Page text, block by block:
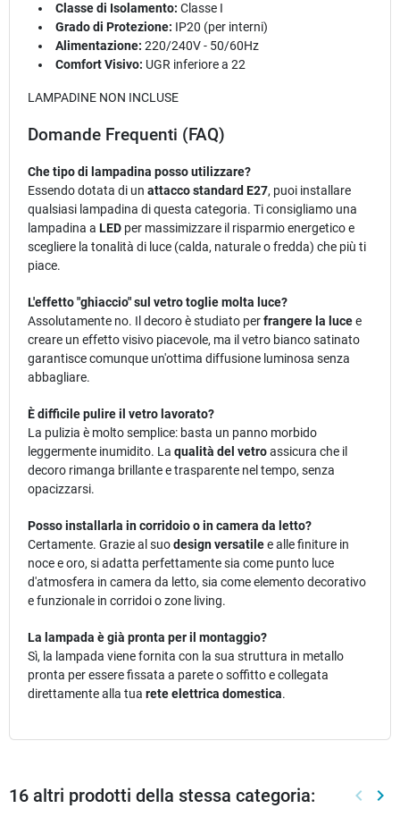
Classe di Isolamento: Classe I
Grado di Protezione: IP20 (per interni)
Alimentazione: 220/240V - 50/60Hz
Comfort Visivo: UGR inferiore a 22
LAMPADINE NON INCLUSE
Domande Frequenti (FAQ)
Che tipo di lampadina posso utilizzare?
Essendo dotata di un attacco standard E27, puoi installare
qualsiasi lampadina di questa categoria. Ti consigliamo una
lampadina a LED per massimizzare il risparmio energetico e
scegliere la tonalità di luce (calda, naturale o fredda) che più ti
piace.
L'effetto "ghiaccio" sul vetro toglie molta luce?
Assolutamente no. Il decoro è studiato perfrangere la lucee
creare un effetto visivo piacevole, ma il vetro bianco satinato
garantisce comunque un'ottima diffusione luminosa senza
abbagliare.
È difficile pulire il vetro lavorato?
La pulizia è molto semplice: basta un panno morbido
leggermente inumidito. La qualità del vetroassicura che il
decoro rimanga brillante e trasparente nel tempo, senza
opacizzarsi.
Posso installarla in corridoio o in camera da letto?
Certamente. Grazie al suodesign versatilee alle finiture in
noce e oro, si adatta perfettamente sia come punto luce
d'atmosfera in camera da letto, sia come elemento decorativo
e funzionale in corridoi o zone living.
La lampada è già pronta per il montaggio?
Sì, la lampada viene fornita con la sua struttura in metallo
pronta per essere fissata a parete o soffitto e collegata
direttamente alla tua rete elettrica domestica.
16 altri prodotti della stessa categoria: keyboard_arrow_left keyboard_arrow_right